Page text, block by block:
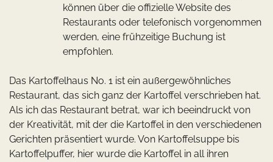
können über die offizielle Website des
Restaurants oder telefonisch vorgenommen
werden, eine frühzeitige Buchung ist
empfohlen.
Das Kartoffelhaus No. 1 ist ein außergewöhnliches
Restaurant, das sich ganz der Kartoffel verschrieben hat.
Als ich das Restaurant betrat, war ich beeindruckt von
der Kreativität, mit der die Kartoffel in den verschiedenen
Gerichten präsentiert wurde. Von Kartoffelsuppe bis
Kartoffelpuffer, hier wurde die Kartoffel in all ihren